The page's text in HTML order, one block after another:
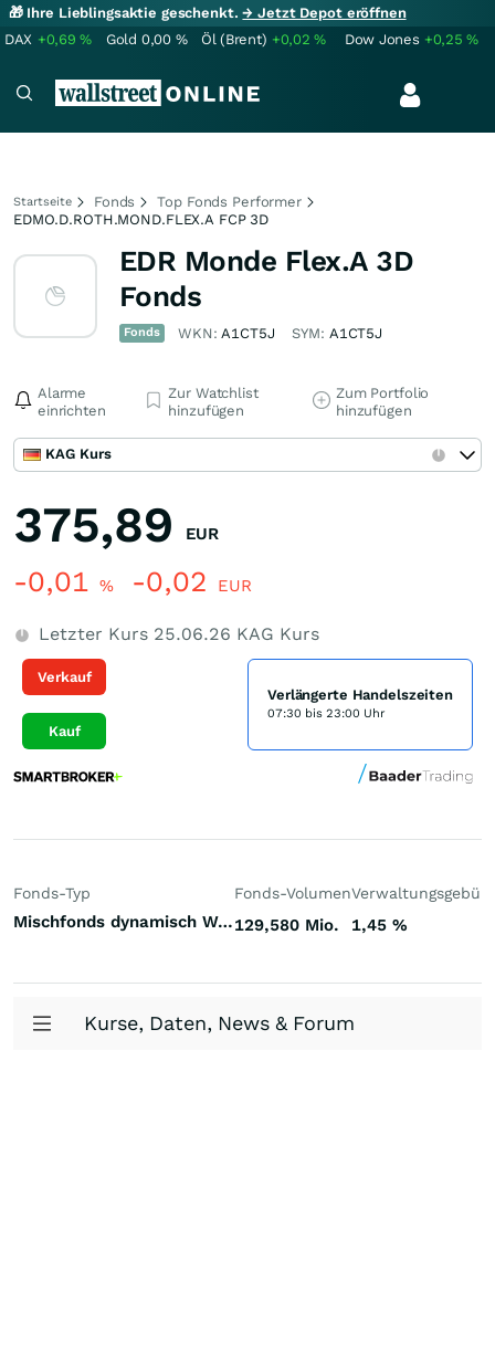
🎁 Ihre Lieblingsaktie geschenkt.→ Jetzt Depot eröffnen
DAX +0,69% Gold 0,00 % Öl (Brent) +0,02% Dow Jones +0,25%
Startseite Fonds
Top Fonds Performer
EDMO.D.ROTH.MOND.FLEX.A FCP 3D
EDR Monde Flex.A 3D
Fonds
Fonds WKN:A1CT5J SYM: A1CT5J
Alarme
einrichten
Zur Watchlist
hinzufügen
Zum Portfolio
hinzufügen
KAG Kurs
375,89 EUR
-0,01 % -0,02 EUR
Letzter Kurs 25.06.26 KAG Kurs
Verkauf
Kauf
Verlängerte Handelszeiten
07:30 bis 23:00 Uhr
Fonds-Typ
Mischfonds dynamisch Welt
Fonds-Volumen
129,580 Mio. 1,45 %
Kurse, Daten, News & Forum